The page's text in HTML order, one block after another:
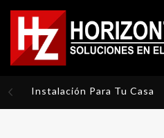
Instalación Para Tu Casa